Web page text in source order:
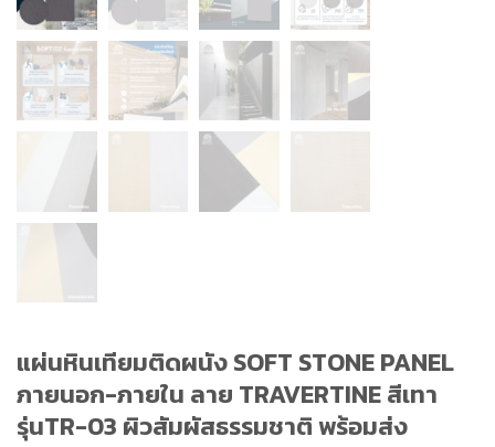
แผ่นหินเทียมติดผนัง SOFT STONE PANEL
ภายนอก-ภายใน ลาย TRAVERTINE สีเทา
รุ่นTR-03 ผิวสัมผัสธรรมชาติ พร้อมส่ง